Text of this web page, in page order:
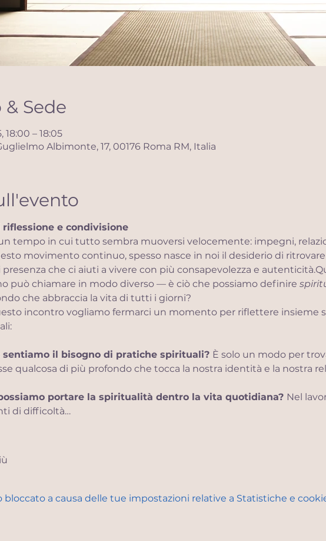
Sede
18:00 – 18:05
Albimonte, 17, 00176 Roma RM, Italia
e condivisione
tempo in cui tutto sembra muoversi velocemente: impegni,
movimento continuo, spesso nasce in noi il desiderio di
presenza che ci aiuti a vivere con più consapevolezza e
può chiamare in modo diverso — è ciò che possiamo definire
che abbraccia la vita di tutti i giorni?
incontro vogliamo fermarci un momento per riflettere insieme
sentiamo il bisogno di pratiche spirituali? È solo un modo per
qualcosa di più profondo che tocca la nostra identità e la nostra
portare la spiritualità dentro la vita quotidiana? Nel
di difficoltà…
bloccato a causa delle tue impostazioni relative a Statistiche e